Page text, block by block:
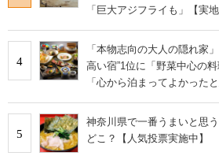
「巨大アジフライも」【実
4
「本物志向の大人の隠れ家
高い宿”1位に「野菜中心の
「心から泊まってよかった
5
神奈川県で一番うまいと思
どこ？【人気投票実施中】